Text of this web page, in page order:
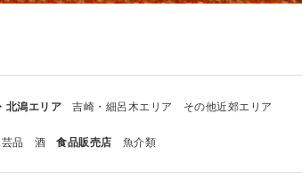
北潟エリア 吉崎・細呂木エリア その他近郊エリア
品 酒 食品販売店 魚介類